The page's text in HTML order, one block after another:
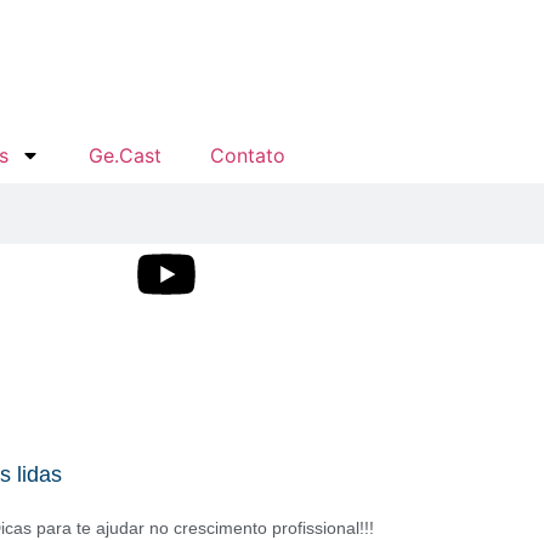
Ge.Cast Contato
lidas
para te ajudar no crescimento profissional!!!